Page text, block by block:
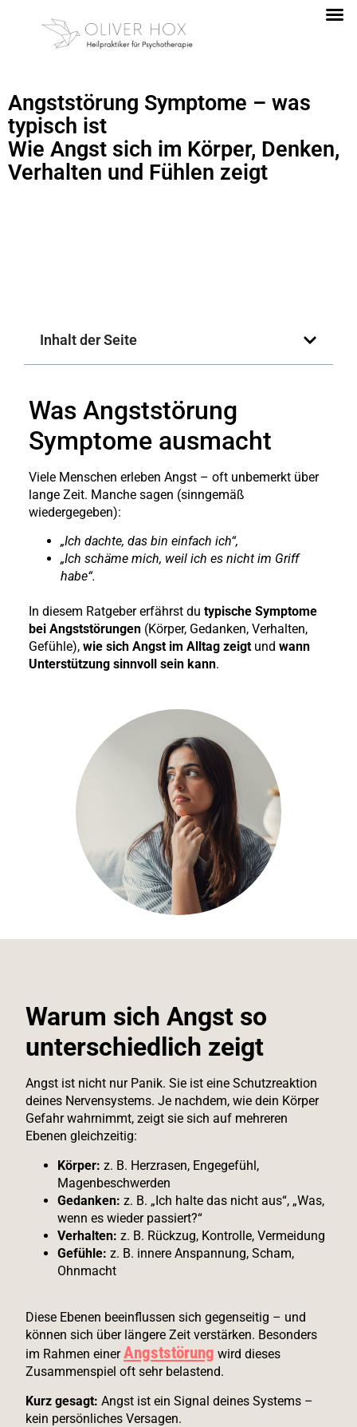
Angststörung Symptome – was
typisch ist
Wie Angst sich im Körper, Denken,
Verhalten und Fühlen zeigt
Inhalt der Seite
Was Angststörung
Symptome ausmacht
Viele Menschen erleben Angst – oft unbemerkt über
lange Zeit. Manche sagen (sinngemäß
wiedergegeben):
„Ich dachte, das bin einfach ich“,
„Ich schäme mich, weil ich es nicht im Griff
habe“.
In diesem Ratgeber erfährst du typische Symptome
bei Angststörungen (Körper, Gedanken, Verhalten,
Gefühle), wie sich Angst im Alltag zeigt und wann
Unterstützung sinnvoll sein kann.
Warum sich Angst so
unterschiedlich zeigt
Angst ist nicht nur Panik. Sie ist eine Schutzreaktion
deines Nervensystems. Je nachdem, wie dein Körper
Gefahr wahrnimmt, zeigt sie sich auf mehreren
Ebenen gleichzeitig:
Körper: z. B. Herzrasen, Engegefühl,
Magenbeschwerden
Gedanken: z. B. „Ich halte das nicht aus“, „Was,
wenn es wieder passiert?“
Verhalten: z. B. Rückzug, Kontrolle, Vermeidung
Gefühle: z. B. innere Anspannung, Scham,
Ohnmacht
Diese Ebenen beeinflussen sich gegenseitig – und
können sich über längere Zeit verstärken. Besonders
im Rahmen einerAngststörung wird dieses
Zusammenspiel oft sehr belastend.
Kurz gesagt: Angst ist ein Signal deines Systems –
kein persönliches Versagen.